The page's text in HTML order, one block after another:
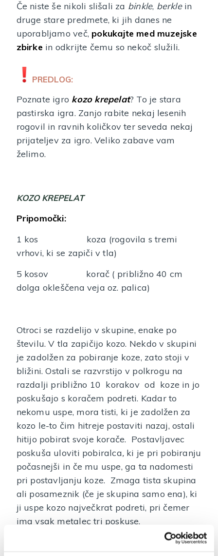
Če niste še nikoli slišali za binkle, berklein
druge stare predmete, ki jih danes ne
uporabljamo več, pokukajte med muzejske
zbirke in odkrijte čemu so nekoč služili.
PREDLOG:
Poznate igro kozo krepelat? To je stara
pastirska igra. Zanjo rabite nekaj lesenih
rogovil in ravnih količkov ter seveda nekaj
prijateljev za igro. Veliko zabave vam
želimo.
KOZO KREPELAT
Pripomočki:
1 kos koza (rogovila s tremi
vrhovi, ki se zapiči v tla)
5 kosov korač ( približno 40 cm
dolga okleščena veja oz. palica)
Otroci se razdelijo v skupine, enake po
številu. V tla zapičijo kozo. Nekdo v skupini
je zadolžen za pobiranje koze, zato stoji v
bližini. Ostali se razvrstijo v polkrogu na
razdalji približno 10 korakov od koze in jo
poskušajo s koračem podreti. Kadar to
nekomu uspe, mora tisti, ki je zadolžen za
kozo le-to čim hitreje postaviti nazaj, ostali
hitijo pobirat svoje korače. Postavljavec
poskuša uloviti pobiralca, ki je pri pobiranju
počasnejši in če mu uspe, ga ta nadomesti
pri postavljanju koze. Zmaga tista skupina
ali posameznik (če je skupina samo ena), ki
ji uspe kozo največkrat podreti, pri čemer
ima vsak metalec tri poskuse.